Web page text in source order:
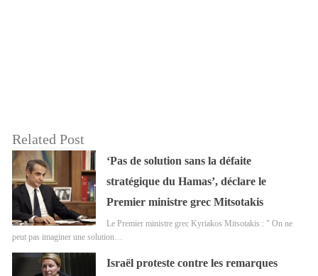
Related Post
‘Pas de solution sans la défaite
stratégique du Hamas’, déclare le
Premier ministre grec Mitsotakis
Le Premier ministre grec Kyriakos Mitsotakis : " On ne
peut pas imaginer une solution…
Israël proteste contre les remarques